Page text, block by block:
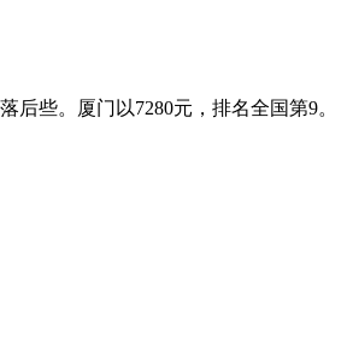
些。厦门以7280元，排名全国第9。